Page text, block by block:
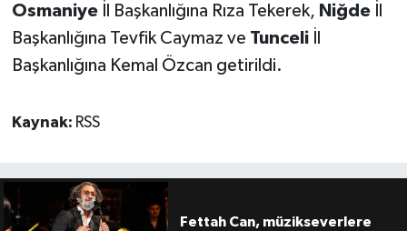
Osmaniye
İl Başkanlığına Rıza Tekerek, Niğde
Başkanlığına Tevfik Caymaz ve Tunceli
Başkanlığına Kemal Özcan getirildi.
Kaynak: RSS
Fettah Can, müzikseverlere